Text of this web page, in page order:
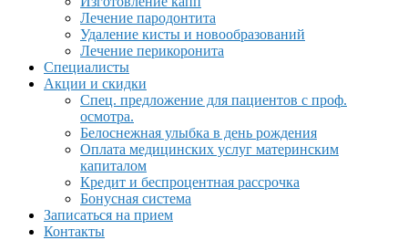
Лечение пародонтита
Удаление кисты и новообразований
Лечение перикоронита
Специалисты
Акции и скидки
Спец. предложение для пациентов с проф.
осмотра.
Белоснежная улыбка в день рождения
Оплата медицинских услуг материнским
капиталом
Кредит и беспроцентная рассрочка
Бонусная система
Записаться на прием
Контакты